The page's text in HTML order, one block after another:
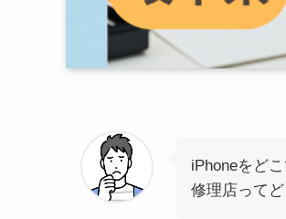
iPhoneをど
修理店って